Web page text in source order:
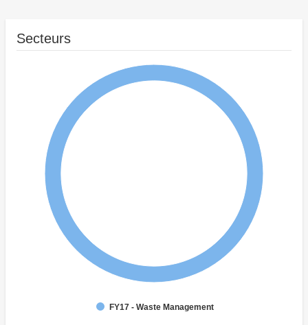
Secteurs
FY17 - Waste Management